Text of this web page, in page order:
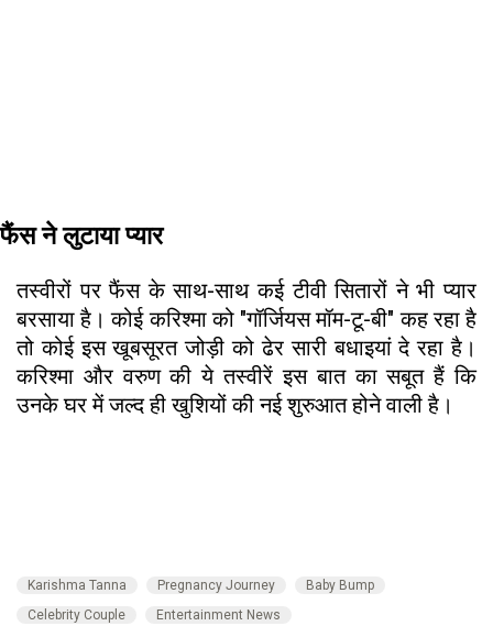
फैंस ने लुटाया प्यार
तस्वीरों पर फैंस के साथ-साथ कई टीवी सितारों ने भी प्यार
बरसाया है। कोई करिश्मा को "गॉर्जियस मॉम-टू-बी" कह रहा है
तो कोई इस खूबसूरत जोड़ी को ढेर सारी बधाइयां दे रहा है।
करिश्मा और वरुण की ये तस्वीरें इस बात का सबूत हैं कि
उनके घर में जल्द ही खुशियों की नई शुरुआत होने वाली है।
Karishma Tanna Pregnancy Journey
Baby Bump
Celebrity Couple
Entertainment News